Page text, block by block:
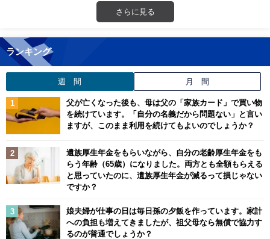
さらに見る
ランキング
週 間 月 間
父が亡くなった後も、母は父の「家族カード」で買い物
を続けています。「自分の名義だから問題ない」と言い
ますが、このまま利用を続けてもよいのでしょうか？
遺族厚生年金をもらいながら、自分の老齢厚生年金をも
らう年齢（65歳）になりました。両方とも全額もらえる
と思っていたのに、遺族厚生年金が減るって損じゃない
ですか？
娘夫婦が仕事の日は毎日孫の夕飯を作っています。家計
への負担も増えてきましたが、祖父母なら無償で協力す
るのが普通でしょうか？